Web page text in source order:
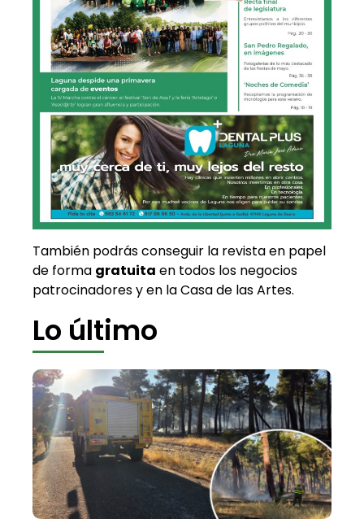
También podrás conseguir la revista en papel
de forma gratuita en todos los negocios
patrocinadores y en la Casa de las Artes.
Lo último